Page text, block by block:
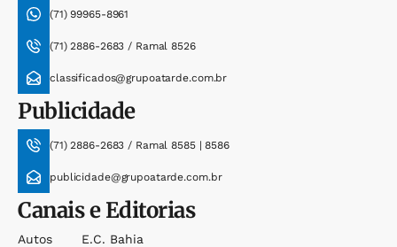
(71) 99965-8961
(71) 2886-2683 / Ramal 8526
classificados@grupoatarde.com.br
Publicidade
(71) 2886-2683 / Ramal 8585 | 8586
publicidade@grupoatarde.com.br
Canais e Editorias
Autos
E.c. Bahia